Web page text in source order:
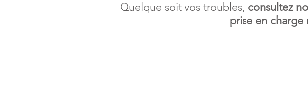
Quelque soit vos troubles, consultez
prise en charge